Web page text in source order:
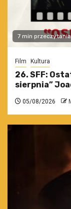
7 min przeczytania
Film Kultura
26. SFF:
sierpnia”
05/08/2026